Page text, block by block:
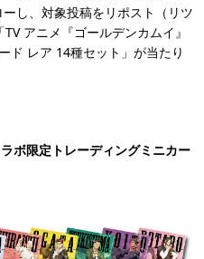
し、対象投稿をリポスト（リツ
アニメ『ゴールデンカムイ』
ド レア 14種セット」が当たり
ボ限定トレーディングミニカー